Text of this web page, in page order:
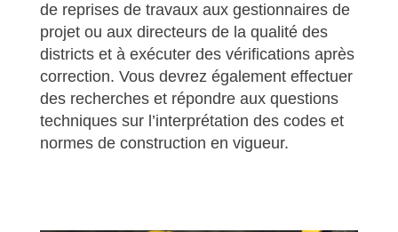
de reprises de travaux aux gestionnaires de
projet ou aux directeurs de la qualité des
districts et à exécuter des vérifications après
correction. Vous devrez également effectuer
des recherches et répondre aux questions
techniques sur l’interprétation des codes et
normes de construction en vigueur.